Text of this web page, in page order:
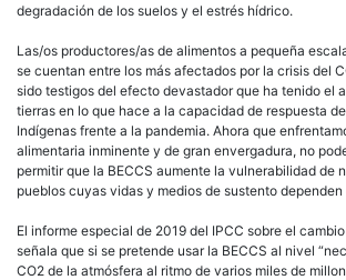
degradación de los suelos y el estrés hídrico.
Las/os productores/as de alimentos a pequeña
se cuentan entre los más afectados por la crisis del
sido testigos del efecto devastador que ha tenido el
tierras en lo que hace a la capacidad de respuesta
Indígenas frente a la pandemia. Ahora que
alimentaria inminente y de gran envergadura, no
permitir que la BECCS aumente la vulnerabilidad de
pueblos cuyas vidas y medios de sustento dependen
El informe especial de 2019 del IPCC sobre el
señala que si se pretende usar la BECCS al nivel
CO2 de la atmósfera al ritmo de varios miles de